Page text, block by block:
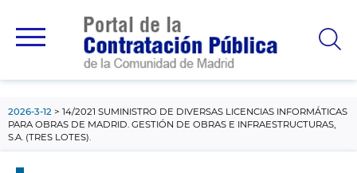
principal
2026-3-12
14/2021 SUMINISTRO DE DIVERSAS LICENCIAS INFORMÁTICAS
PARA OBRAS DE MADRID. GESTIÓN DE OBRAS E INFRAESTRUCTURAS,
S.A. (TRES LOTES).